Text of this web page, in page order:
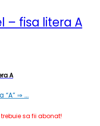
– fisa litera A
A
“A” ⇒ …
sa fii abonat!